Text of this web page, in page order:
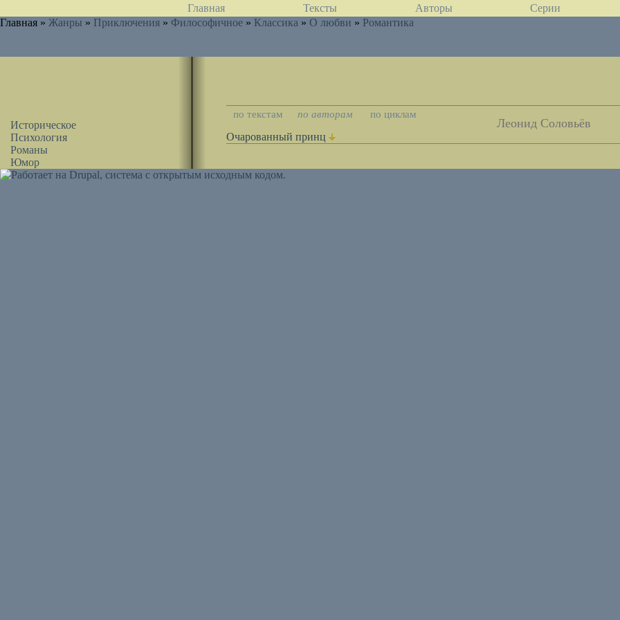
Главная Тексты Авторы Серии
Главная » Жанры » Приключения » Философичное » Классика » О любви » Романтика
Историческое
Психология
Романы
Юмор
по текстам по авторам по циклам
Леонид Соловьёв
Очарованный принц